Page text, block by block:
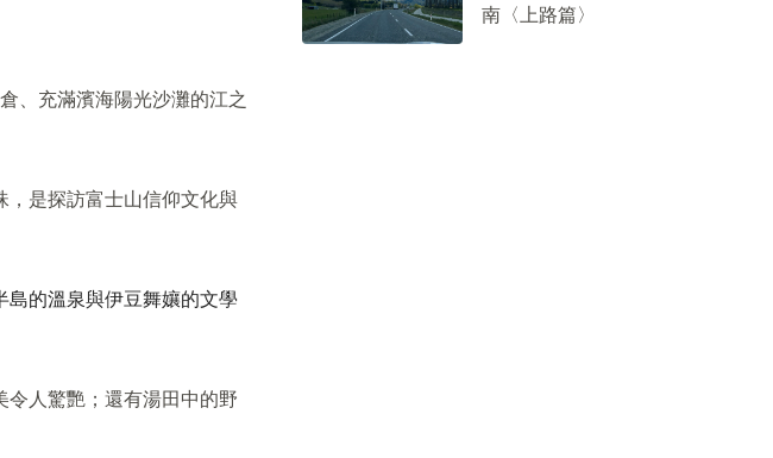
、充滿濱海陽光沙灘的江之
，是探訪富士山信仰文化與
島的溫泉與伊豆舞孃的文學
人驚艷；還有湯田中的野
南〈上路篇〉